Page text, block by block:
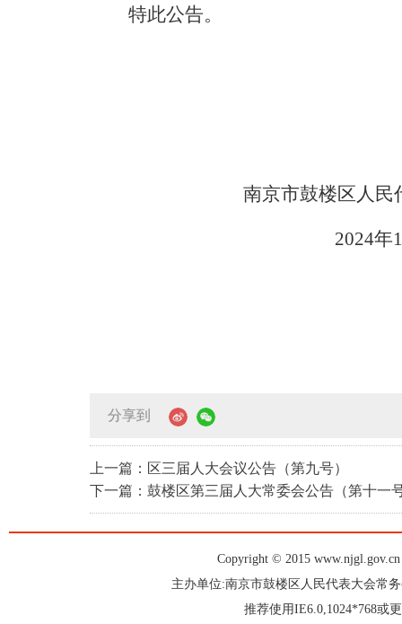
特此公告。
南京市鼓楼区人民
2024年
分享到
上一篇：区三届人大会议公告（第九号）
下一篇：鼓楼区第三届人大常委会公告（第十一
Copyright © 2015 www.njgl.gov.cn
主办单位:南京市鼓楼区人民代表大会常
推荐使用IE6.0,1024*768或